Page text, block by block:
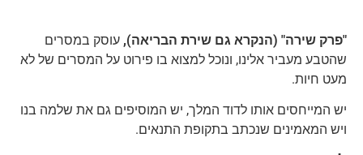
"פרק שירה" (הנקרא גם שירת הבריאה), עוסק במסרים
שהטבע מעביר אלינו, ונוכל למצוא בו פירוט על המסרים של לא
מעט חיות.
יש המייחסים אותו לדוד המלך, יש המוסיפים גם את שלמה בנו
ויש המאמינים שנכתב בתקופת התנאים.